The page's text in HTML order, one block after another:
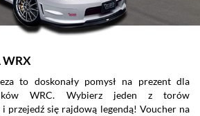
WRX
to doskonały pomysł na prezent dla
WRC. Wybierz jeden z torów
przejedź się rajdową legendą! Voucher na